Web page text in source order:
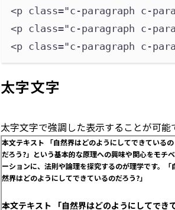
<p class="c-paragraph c-
<p class="c-paragraph c-
<p class="c-paragraph c-
太字文字
太字文字で強調した表示することが可能